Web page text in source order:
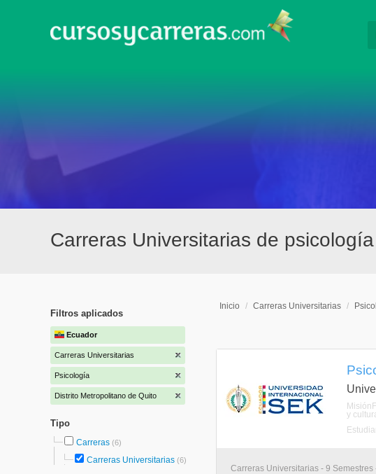
Carreras Universitarias de
Filtros aplicados
Ecuador
Carreras Universitarias
Psicología
Distrito Metropolitano de Quito
Tipo
Carreras (6)
Carreras Universitarias (6)
Inicio / Carreras Universitarias /
y
Carreras Universitarias - 9